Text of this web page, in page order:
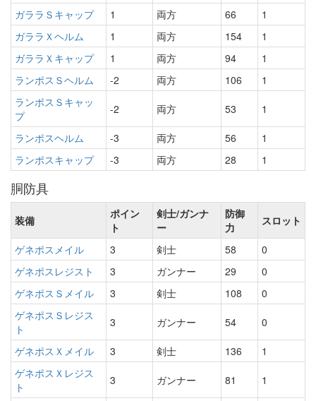
ガララＳキャップ
1 両方 66
1
ガララＸヘルム
1 両方 154
1
ガララＸキャップ
1 両方 94
1
ランポスＳヘルム
-2 両方 106
1
ランポスＳキャッ
プ
-2 両方 53 1
ランポスヘルム -3 両方 56
1
ランポスキャップ
-3 両方 28 1
胴防具
装備
ポイン
ト
剣士/ガンナ
ー
防御
力
スロット
ゲネポスメイル 3 剣士 58
0
ゲネポスレジスト
3 ガンナー 29
0
ゲネポスＳメイル
3 剣士 108
0
ゲネポスＳレジス
ト
3 ガンナー 54 0
ゲネポスＸメイル 3 剣士 136
1
ゲネポスＸレジス
ト
3 ガンナー 81 1